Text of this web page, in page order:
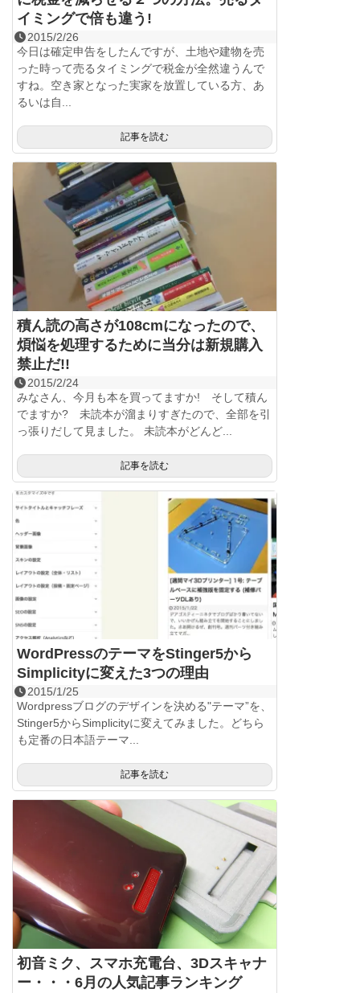
イミングで倍も違う!
2015/2/26
今日は確定申告をしたんですが、土地や建物を売
った時って売るタイミングで税金が全然違うんで
すね。空き家となった実家を放置している方、あ
るいは自...
記事を読む
積ん読の高さが108cmになったので、
煩悩を処理するために当分は新規購入
禁止だ!!
2015/2/24
みなさん、今月も本を買ってますか! そして積ん
でますか? 未読本が溜まりすぎたので、全部を引
っ張りだして見ました。 未読本がどんど...
記事を読む
WordPressのテーマをStinger5から
Simplicityに変えた3つの理由
2015/1/25
Wordpressブログのデザインを決める"テーマ”を、
Stinger5からSimplicityに変えてみました。どちら
も定番の日本語テーマ...
記事を読む
初音ミク、スマホ充電台、3Dスキャナ
ー・・・6月の人気記事ランキング